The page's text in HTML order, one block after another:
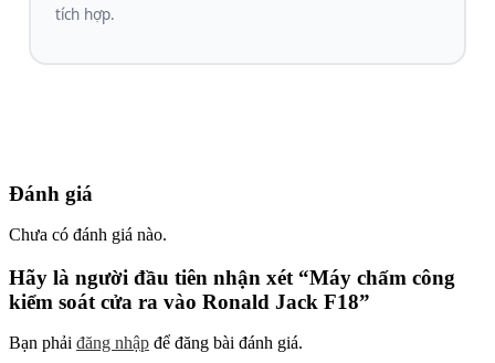
tích hợp.
Đánh giá
Chưa có đánh giá nào.
Hãy là người đầu tiên nhận xét “Máy chấm công
kiểm soát cửa ra vào Ronald Jack F18”
Bạn phải đăng nhập để đăng bài đánh giá.